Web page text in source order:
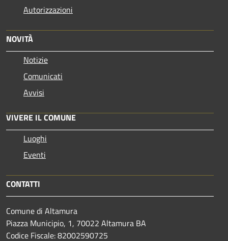
Autorizzazioni
NOVITÀ
Notizie
Comunicati
Avvisi
VIVERE IL COMUNE
Luoghi
Eventi
CONTATTI
Comune di Altamura
Piazza Municipio, 1, 70022 Altamura BA
Codice Fiscale: 82002590725